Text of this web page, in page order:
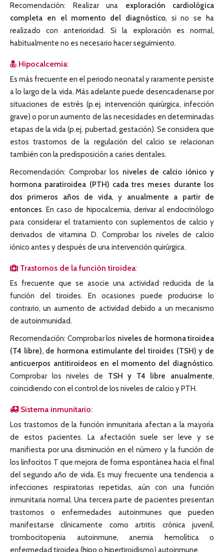
Recomendación: Realizar una exploración cardiológica
completa en el momento del diagnóstico, si no se ha
realizado con anterioridad. Si la exploración es normal,
habitualmente no es necesario hacer seguimiento.
Hipocalcemia:
Es más frecuente en el periodo neonatal y raramente persiste
a lo largo de la vida. Más adelante puede desencadenarse por
situaciones de estrés (p.ej. intervención quirúrgica, infección
grave) o por un aumento de las necesidades en determinadas
etapas de la vida (p.ej. pubertad, gestación). Se considera que
estos trastornos de la regulación del calcio se relacionan
también con la predisposición a caries dentales.
Recomendación: Comprobar los niveles de calcio iónico y
hormona paratiroidea (PTH) cada tres meses durante los
dos primeros años de vida, y anualmente a partir de
entonces. En caso de hipocalcemia, derivar al endocrinólogo
para considerar el tratamiento con suplementos de calcio y
derivados de vitamina D. Comprobar los niveles de calcio
iónico antes y después de una intervención quirúrgica.
Trastornos de la función tiroidea:
Es frecuente que se asocie una actividad reducida de la
función del tiroides. En ocasiones puede producirse lo
contrario, un aumento de actividad debido a un mecanismo
de autoinmunidad.
Recomendación: Comprobar los niveles de hormona tiroidea
(T4 libre), de hormona estimulante del tiroides (TSH) y de
anticuerpos antitiroideos en el momento del diagnóstico.
Comprobar los niveles de TSH y T4 libre anualmente,
coincidiendo con el control de los niveles de calcio y PTH.
Sistema inmunitario:
Los trastornos de la función inmunitaria afectan a la mayoría
de estos pacientes. La afectación suele ser leve y se
manifiesta por una disminución en el número y la función de
los linfocitos T que mejora de forma espontánea hacia el final
del segundo año de vida. Es muy frecuente una tendencia a
infecciones respiratorias repetidas, aún con una función
inmunitaria normal. Una tercera parte de pacientes presentan
trastornos o enfermedades autoinmunes que pueden
manifestarse clínicamente como artritis crónica juvenil,
trombocitopenia autoinmune, anemia hemolítica o
enfermedad tiroidea (hipo o hipertiroidismo) autoinmune.